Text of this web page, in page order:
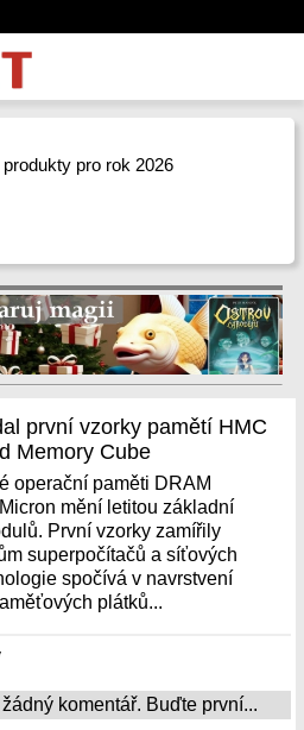
pro rok 2026
první vzorky pamětí HMC
Memory Cube
operační paměti DRAM
mění letitou základní
První vzorky zamířily
superpočítačů a síťových
spočívá v navrstvení
plátků...
komentář. Buďte první...